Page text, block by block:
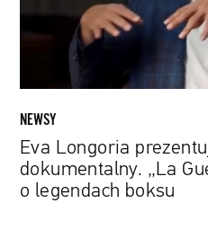
o
legendach
NEWSY
Eva Longoria
dokumentalny. „La
o legendach boksu